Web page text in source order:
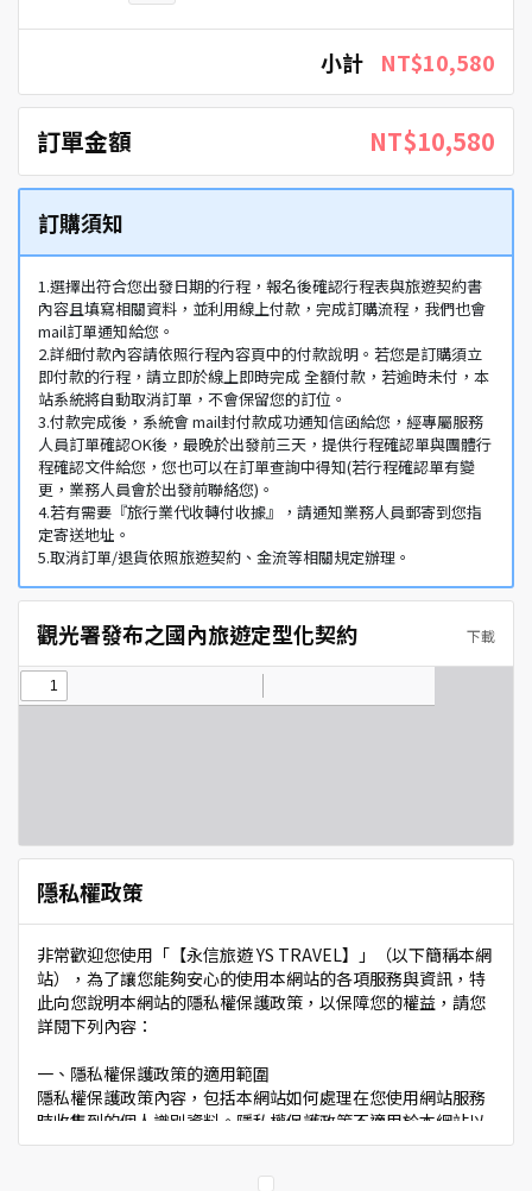
小計 NT$10,580
訂單金額 NT$10,580
訂購須知
1.選擇出符合您出發日期的行程，報名後確認行程表與旅遊契約書
內容且填寫相關資料，並利用線上付款，完成訂購流程，我們也會
mail訂單通知給您。
2.詳細付款內容請依照行程內容頁中的付款說明。若您是訂購須立
即付款的行程，請立即於線上即時完成 全額付款，若逾時未付，本
站系統將自動取消訂單，不會保留您的訂位。
3.付款完成後，系統會 mail封付款成功通知信函給您，經專屬服務
人員訂單確認OK後，最晚於出發前三天，提供行程確認單與團體行
程確認文件給您，您也可以在訂單查詢中得知(若行程確認單有變
更，業務人員會於出發前聯絡您)。
4.若有需要『旅行業代收轉付收據』，請通知業務人員郵寄到您指
定寄送地址。
5.取消訂單/退貨依照旅遊契約、金流等相關規定辦理。
觀光署發布之國內旅遊定型化契約 下載
隱私權政策
非常歡迎您使用「【永信旅遊 YS TRAVEL】」（以下簡稱本網
站），為了讓您能夠安心的使用本網站的各項服務與資訊，特
此向您說明本網站的隱私權保護政策，以保障您的權益，請您
詳閱下列內容：
一、隱私權保護政策的適用範圍
隱私權保護政策內容，包括本網站如何處理在您使用網站服務
時收集到的個人識別資料。隱私權保護政策不適用於本網站以
外的相關連結網站，也不適用於非本網站所委託或參與管理的